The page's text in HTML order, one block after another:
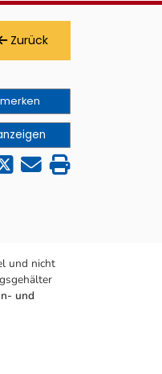
Zurück
merken
und nicht
und